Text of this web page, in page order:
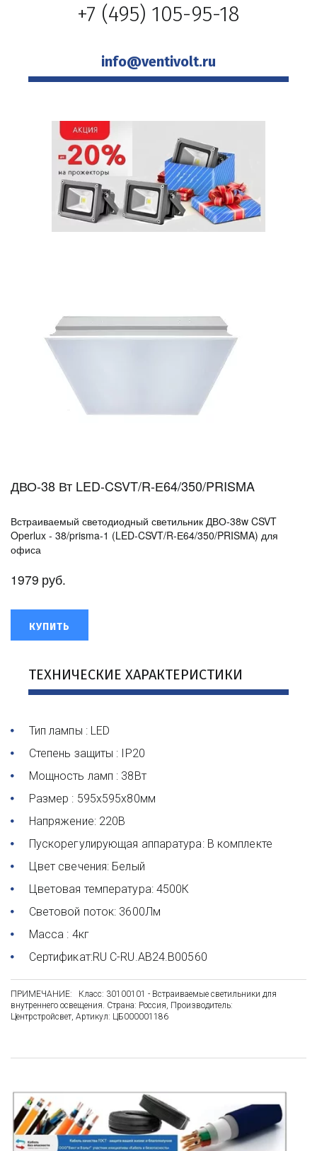
+7 (495) 105-95-18
info@ventivolt.ru
ДВО-38 Вт LED-CSVT/R-Е64/350/PRISMA
Встраиваемый светодиодный светильник ДВО-38w CSVT
Operlux - 38/prisma-1 (LED-CSVT/R-Е64/350/PRISMA) для
офиса
1979 руб.
КУПИТЬ
ТЕХНИЧЕСКИЕ ХАРАКТЕРИСТИКИ
Тип лампы : LED
Степень защиты : IP20
Мощность ламп : 38Вт
Размер : 595х595х80мм
Напряжение: 220В
Пускорегулирующая аппаратура: В комплекте
Цвет свечения: Белый
Цветовая температура: 4500К
Световой поток: 3600Лм
Масса : 4кг
Сертификат:RU C-RU.AB24.B00560
ПРИМЕЧАНИЕ:   Класс: 30100101 - Встраиваемые светильники для
внутреннего освещения. Страна: Россия, Производитель:
Центрстройсвет, Артикул: ЦБ000001186